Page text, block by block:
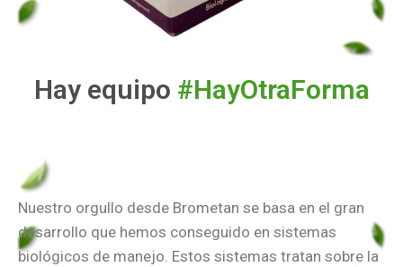
Hay equipo #HayOtraForma
Nuestro orgullo desde Brometan se basa en el gran
desarrollo que hemos conseguido en sistemas
biológicos de manejo. Estos sistemas tratan sobre la